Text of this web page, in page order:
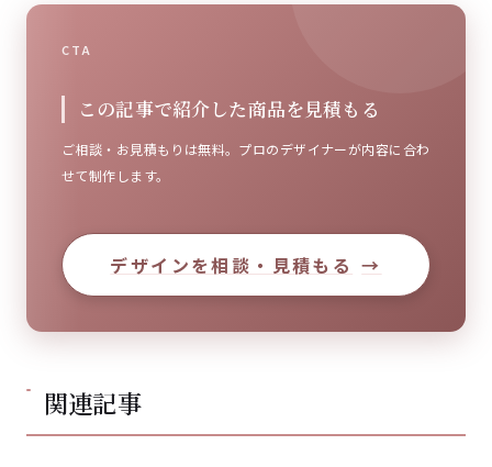
CTA
この記事で紹介した商品を見積もる
ご相談・お見積もりは無料。プロのデザイナーが内容に合わ
せて制作します。
デザインを相談・見積もる →
関連記事